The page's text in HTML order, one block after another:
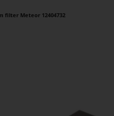
filter Meteor 12404732